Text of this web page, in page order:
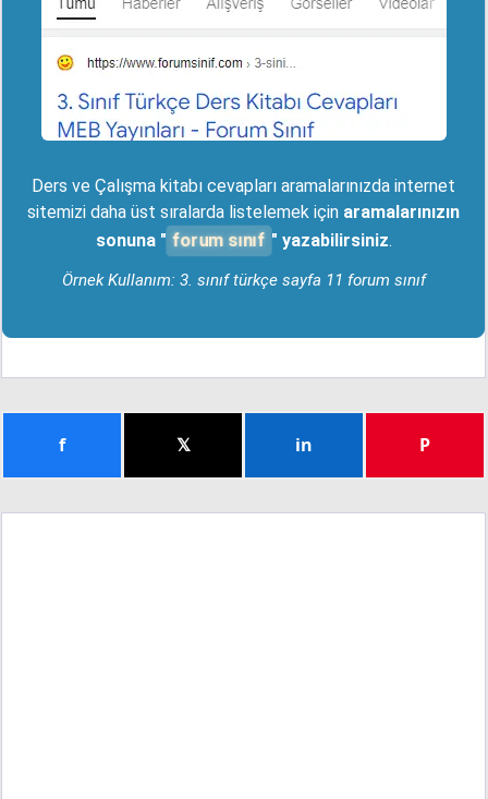
Ders ve Çalışma kitabı cevapları aramalarınızda internet
sitemizi daha üst sıralarda listelemek için aramalarınızın
sonuna " forum sınıf " yazabilirsiniz.
Örnek Kullanım: 3. sınıf türkçe sayfa 11 forum sınıf
f 𝕏 in P